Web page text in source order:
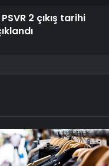
2 çıkış tarihi